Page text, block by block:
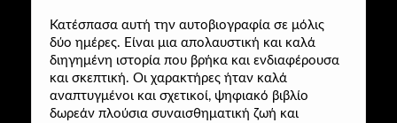
Κατέσπασα αυτή την αυτοβιογραφία σε μόλις
δύο ημέρες. Είναι μια απολαυστική και καλά
διηγημένη ιστορία που βρήκα και ενδιαφέρουσα
και σκεπτική. Οι χαρακτήρες ήταν καλά
αναπτυγμένοι και σχετικοί, ψηφιακό βιβλίο
δωρεάν πλούσια συναισθηματική ζωή και